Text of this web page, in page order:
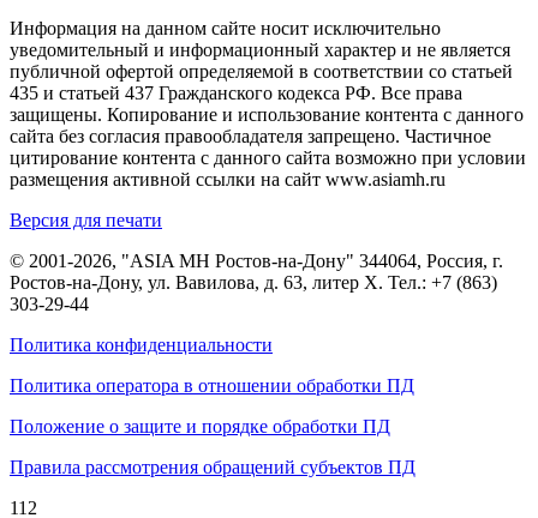
Информация на данном сайте носит исключительно
уведомительный и информационный характер и не является
публичной офертой определяемой в соответствии со статьей
435 и статьей 437 Гражданского кодекса РФ. Все права
защищены. Копирование и использование контента с данного
сайта без согласия правообладателя запрещено. Частичное
цитирование контента с данного сайта возможно при условии
размещения активной ссылки на сайт www.asiamh.ru
Версия для печати
© 2001-2026, "ASIA MH Ростов-на-Дону" 344064, Россия, г.
Ростов-на-Дону, ул. Вавилова, д. 63, литер Х. Тел.: +7 (863)
303-29-44
Политика конфиденциальности
Политика оператора в отношении обработки ПД
Положение о защите и порядке обработки ПД
Правила рассмотрения обращений субъектов ПД
112